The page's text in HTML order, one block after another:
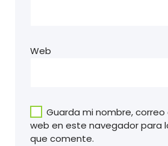
Web
Guarda mi nombre,
web en este navegador para
que comente.